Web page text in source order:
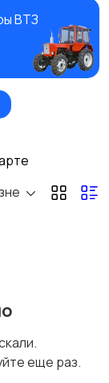
ВТЗ
ЮМЗ
Zoomlion
еще раз.